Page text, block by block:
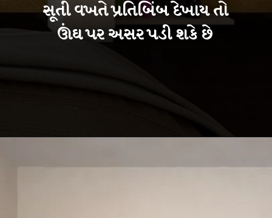
સૂતી વખતે પ્રતિબિંબ દેખાય તો
ઊંઘ પર અસર પડી શકે છે